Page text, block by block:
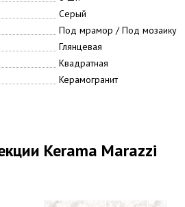
Серый
Под мрамор / Под мозаику
Глянцевая
Квадратная
Керамогранит
Kerama Marazzi